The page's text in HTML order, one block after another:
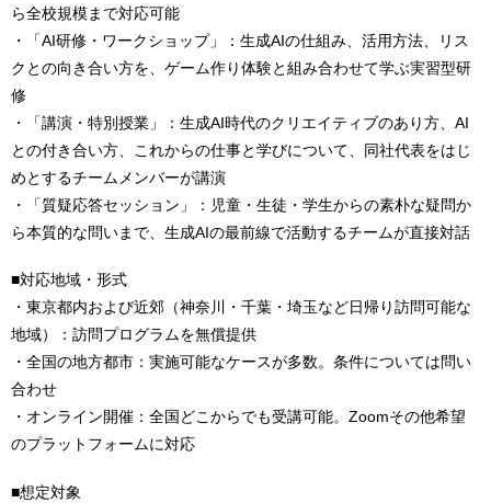
ら全校規模まで対応可能
・「AI研修・ワークショップ」：生成AIの仕組み、活用方法、リス
クとの向き合い方を、ゲーム作り体験と組み合わせて学ぶ実習型研
修
・「講演・特別授業」：生成AI時代のクリエイティブのあり方、AI
との付き合い方、これからの仕事と学びについて、同社代表をはじ
めとするチームメンバーが講演
・「質疑応答セッション」：児童・生徒・学生からの素朴な疑問か
ら本質的な問いまで、生成AIの最前線で活動するチームが直接対話
■対応地域・形式
・東京都内および近郊（神奈川・千葉・埼玉など日帰り訪問可能な
地域）：訪問プログラムを無償提供
・全国の地方都市：実施可能なケースが多数。条件については問い
合わせ
・オンライン開催：全国どこからでも受講可能。Zoomその他希望
のプラットフォームに対応
■想定対象